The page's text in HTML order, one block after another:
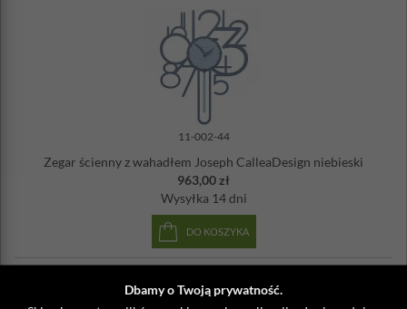
Dbamy o Twoją prywatność.
11-002-44
Zegar ścienny z wahadłem Joseph CalleaDesign niebieski
963,00 zł
Wysyłka 14 dni
DO KOSZYKA